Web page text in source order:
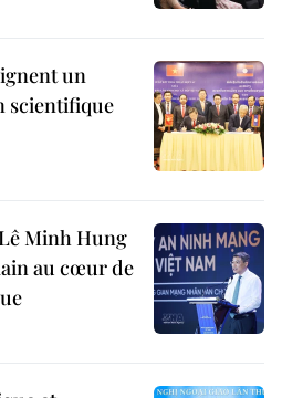
un
scientifique
Minh Hung
au cœur de